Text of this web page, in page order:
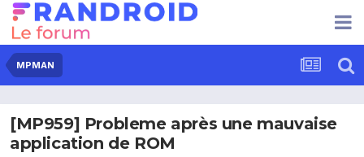
MPMAN
[MP959] Probleme après une mauvaise
application de ROM